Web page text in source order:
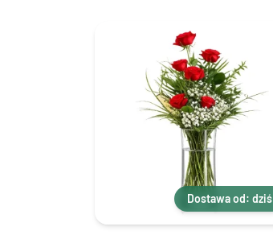
Dostawa od: dziś